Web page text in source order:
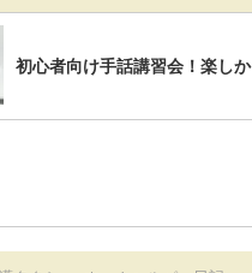
e
t
初心者向け手話講習会！楽し